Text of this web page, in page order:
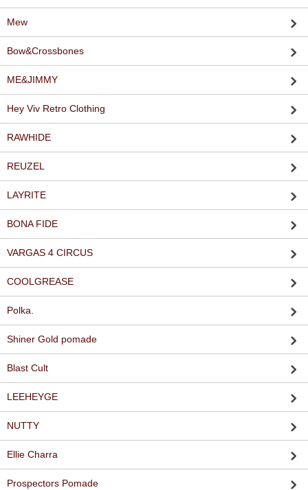
Mew
Bow&Crossbones
ME&JIMMY
Hey Viv Retro Clothing
RAWHIDE
REUZEL
LAYRITE
BONA FIDE
VARGAS 4 CIRCUS
COOLGREASE
Polka.
Shiner Gold pomade
Blast Cult
LEEHEYGE
NUTTY
Ellie Charra
Prospectors Pomade